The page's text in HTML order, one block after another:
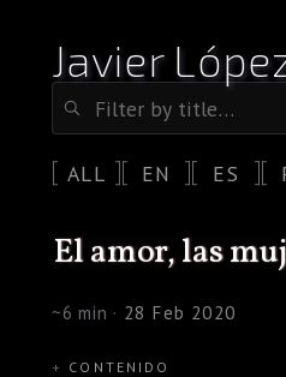
Javier
ALL EN ES
el amor, las
~6 min · 28 Feb 2020
CONTENIDO